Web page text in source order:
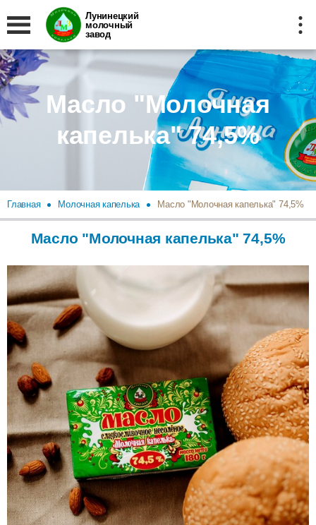
Лунинецкий
молочный
завод
Масло "Молочная
капелька" 74,5%
Главная Молочная капелька Масло "Молочная капелька" 74,5%
Масло "Молочная капелька" 74,5%